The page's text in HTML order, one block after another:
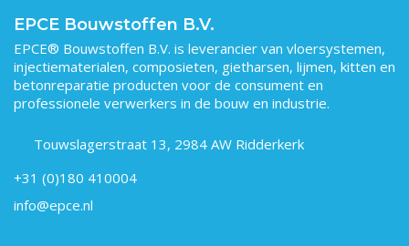
EPCE Bouwstoffen B.V.
EPCE® Bouwstoffen B.V. is leverancier van vloersystemen,
injectiematerialen, composieten, gietharsen, lijmen, kitten en
betonreparatie producten voor de consument en
professionele verwerkers in de bouw en industrie.
Touwslagerstraat 13, 2984 AW Ridderkerk
+31 (0)180 410004
info@epce.nl